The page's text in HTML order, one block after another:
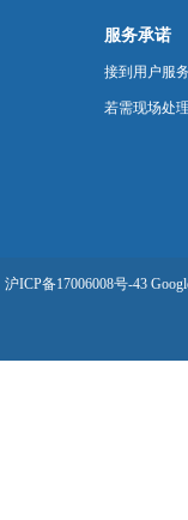
服务承诺
接到用户服
若需现场处
沪ICP备17006008号-43